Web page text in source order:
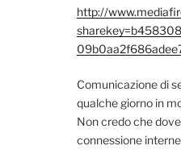
http://
Comunicazione di
qualche giorno in
Non credo che
connessione